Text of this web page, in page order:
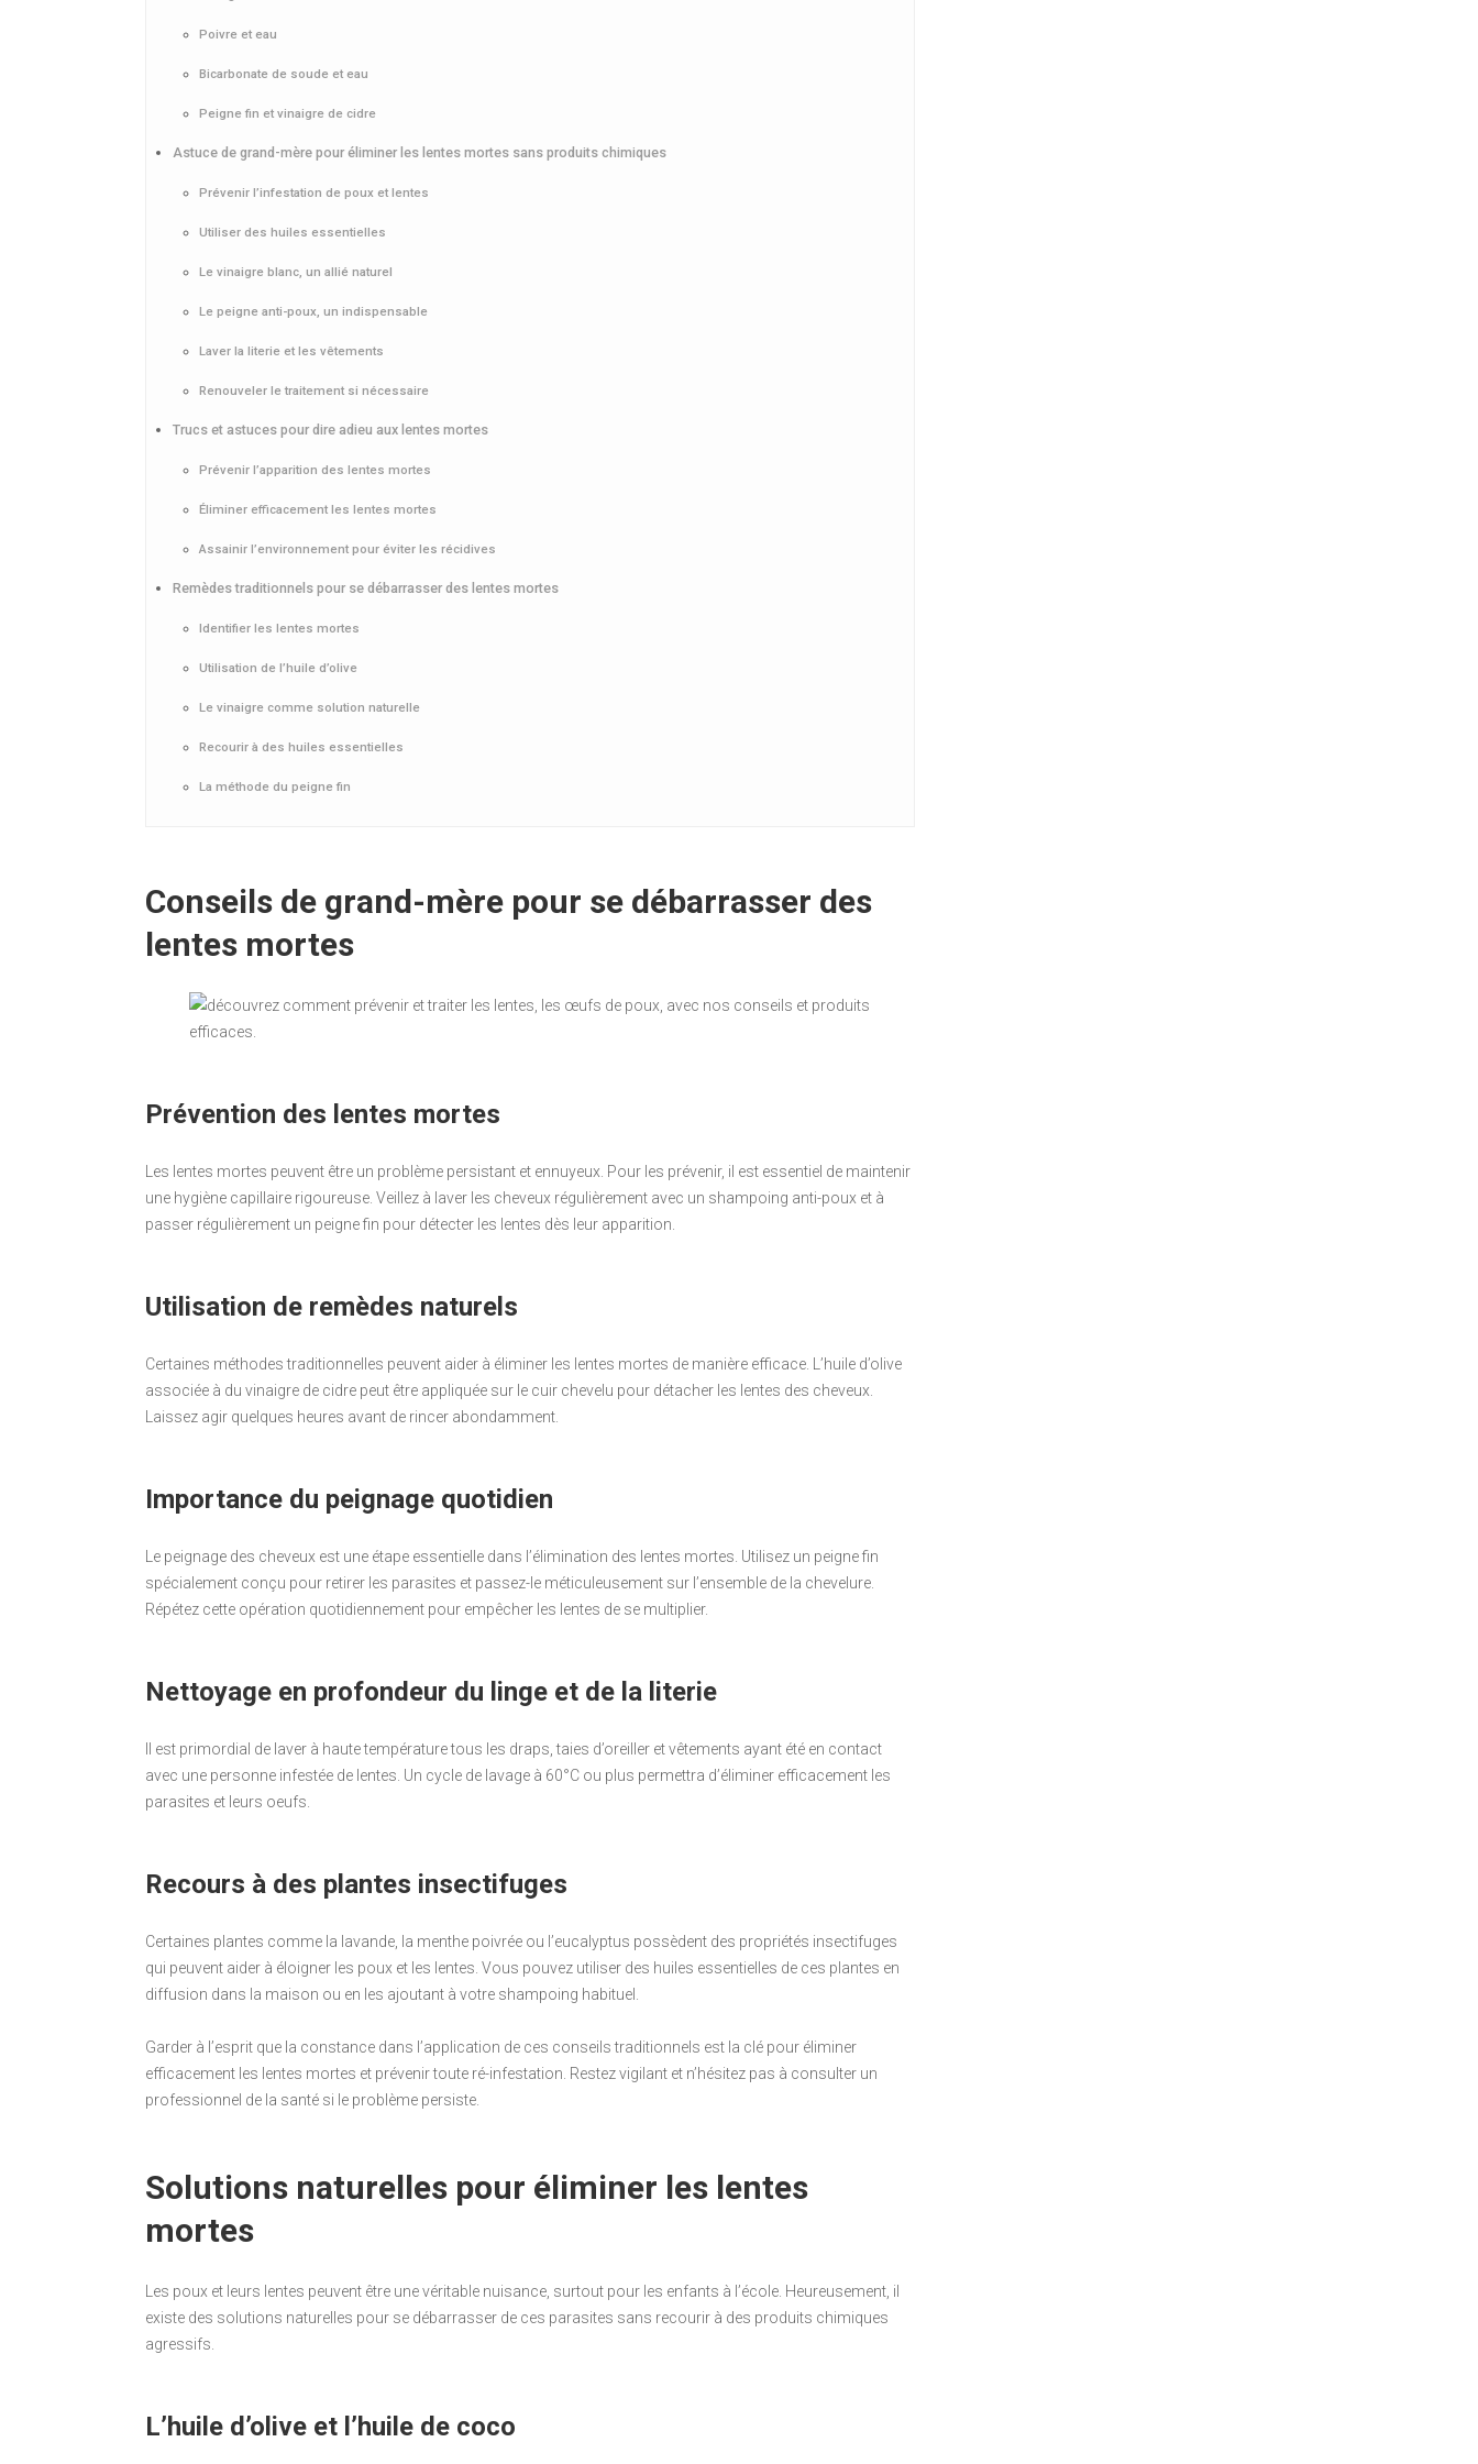
Poivre et eau
Bicarbonate de soude et eau
Peigne fin et vinaigre de cidre
Astuce de grand-mère pour éliminer les lentes mortes sans produits chimiques
Prévenir l’infestation de poux et lentes
Utiliser des huiles essentielles
Le vinaigre blanc, un allié naturel
Le peigne anti-poux, un indispensable
Laver la literie et les vêtements
Renouveler le traitement si nécessaire
Trucs et astuces pour dire adieu aux lentes mortes
Prévenir l’apparition des lentes mortes
Éliminer efficacement les lentes mortes
Assainir l’environnement pour éviter les récidives
Remèdes traditionnels pour se débarrasser des lentes mortes
Identifier les lentes mortes
Utilisation de l’huile d’olive
Le vinaigre comme solution naturelle
Recourir à des huiles essentielles
La méthode du peigne fin
Conseils de grand-mère pour se débarrasser des
lentes mortes
Prévention des lentes mortes
Les lentes mortes peuvent être un problème persistant et ennuyeux. Pour les prévenir, il est essentiel de maintenir
une hygiène capillaire rigoureuse. Veillez à laver les cheveux régulièrement avec un shampoing anti-poux et à
passer régulièrement un peigne fin pour détecter les lentes dès leur apparition.
Utilisation de remèdes naturels
Certaines méthodes traditionnelles peuvent aider à éliminer les lentes mortes de manière efficace. L’huile d’olive
associée à du vinaigre de cidre peut être appliquée sur le cuir chevelu pour détacher les lentes des cheveux.
Laissez agir quelques heures avant de rincer abondamment.
Importance du peignage quotidien
Le peignage des cheveux est une étape essentielle dans l’élimination des lentes mortes. Utilisez un peigne fin
spécialement conçu pour retirer les parasites et passez-le méticuleusement sur l’ensemble de la chevelure.
Répétez cette opération quotidiennement pour empêcher les lentes de se multiplier.
Nettoyage en profondeur du linge et de la literie
Il est primordial de laver à haute température tous les draps, taies d’oreiller et vêtements ayant été en contact
avec une personne infestée de lentes. Un cycle de lavage à 60°C ou plus permettra d’éliminer efficacement les
parasites et leurs oeufs.
Recours à des plantes insectifuges
Certaines plantes comme la lavande, la menthe poivrée ou l’eucalyptus possèdent des propriétés insectifuges
qui peuvent aider à éloigner les poux et les lentes. Vous pouvez utiliser des huiles essentielles de ces plantes en
diffusion dans la maison ou en les ajoutant à votre shampoing habituel.
Garder à l’esprit que la constance dans l’application de ces conseils traditionnels est la clé pour éliminer
efficacement les lentes mortes et prévenir toute ré-infestation. Restez vigilant et n’hésitez pas à consulter un
professionnel de la santé si le problème persiste.
Solutions naturelles pour éliminer les lentes
mortes
Les poux et leurs lentes peuvent être une véritable nuisance, surtout pour les enfants à l’école. Heureusement, il
existe des solutions naturelles pour se débarrasser de ces parasites sans recourir à des produits chimiques
agressifs.
L’huile d’olive et l’huile de coco